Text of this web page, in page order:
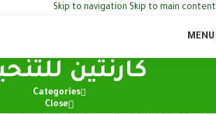
Skip to navigation Skip to main content
MENU
كارنتين
Categories
Close